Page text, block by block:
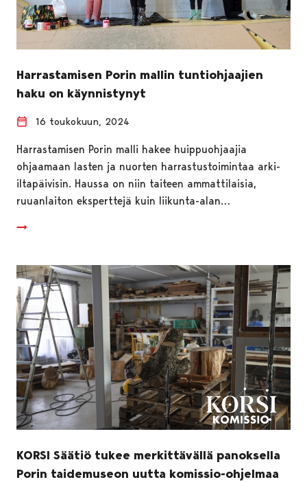
Harrastamisen Porin mallin tuntiohjaajien
haku on käynnistynyt
16 toukokuun, 2024
Harrastamisen Porin malli hakee huippuohjaajia
ohjaamaan lasten ja nuorten harrastustoimintaa arki-
iltapäivisin. Haussa on niin taiteen ammattilaisia,
ruuanlaiton eksperttejä kuin liikunta-alan…
KORSI Säätiö tukee merkittävällä panoksella
Porin taidemuseon uutta komissio-ohjelmaa